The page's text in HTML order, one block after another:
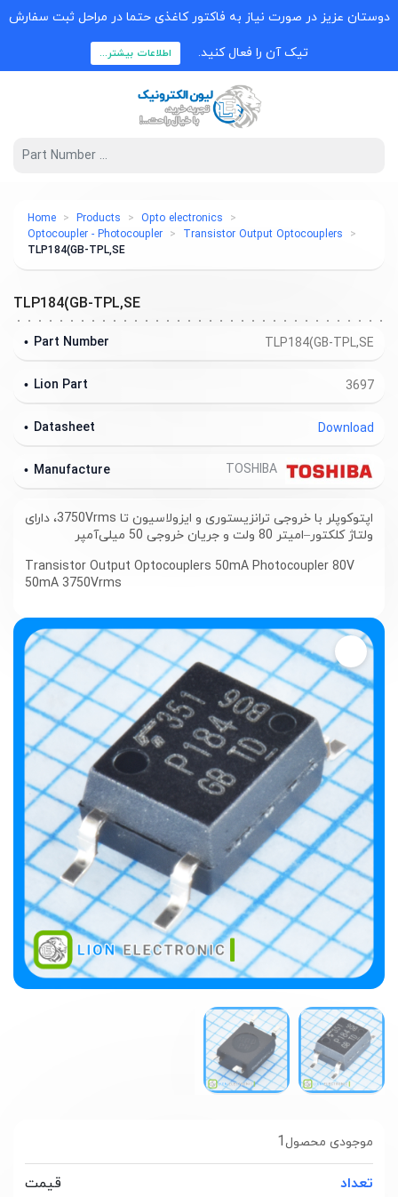
دوستان عزیز در صورت نیاز به فاکتور کاغذی حتما در مراحل ثبت سفارش
تیک آن را فعال کنید. اطلاعات بیشتر...
Home Products
Opto electronics
Optocoupler - Photocoupler
Transistor Output Optocouplers
TLP184(GB-TPL,SE
1 موجودی محصول
تعداد
قیمت
TLP184(GB-TPL,SE
TLP184(GB-TPL,SE
Part Number
3697
Lion Part
Download
Datasheet
Manufacture
اپتوکوپلر با خروجی ترانزیستوری و ایزولاسیون تا 3750Vrms، دارای
ولتاژ کلکتور–امیتر 80 ولت و جریان خروجی 50 میلی‌آمپر
Transistor Output Optocouplers 50mA Photocoupler 80V
50mA 3750Vrms